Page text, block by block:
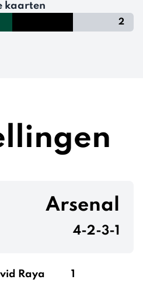
kaarten
2
Arsenal
4-2-3-1
Raya 1